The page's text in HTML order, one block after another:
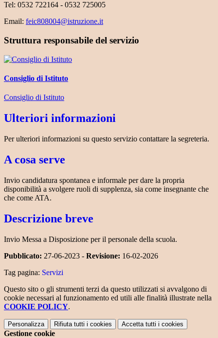
Tel: 0532 722164 - 0532 725005
Email: feic808004@istruzione.it
Struttura responsabile del servizio
Consiglio di Istituto
Consiglio di Istituto
Ulteriori informazioni
Per ulteriori informazioni su questo servizio contattare la segreteria.
A cosa serve
Invio candidatura spontanea e informale per dare la propria
disponibilità a svolgere ruoli di supplenza, sia come insegnante che
che come ATA.
Descrizione breve
Invio Messa a Disposizione per il personale della scuola.
Pubblicato: 27-06-2023 - Revisione: 16-02-2026
Tag pagina: Servizi
Questo sito o gli strumenti terzi da questo utilizzati si avvalgono di
cookie necessari al funzionamento ed utili alle finalità illustrate nella
COOKIE POLICY.
Personalizza Rifiuta tutti i cookies Accetta tutti i cookies
Gestione cookie